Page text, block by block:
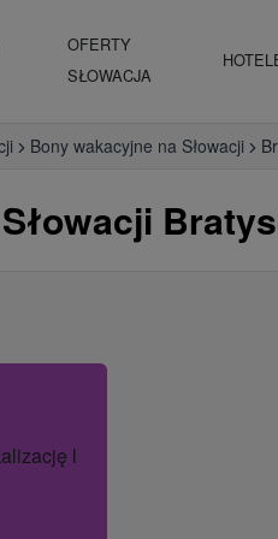
OFERTY
SŁOWACJA
Bony wakacyjne na Słowacji
lub nazwę hotelu.